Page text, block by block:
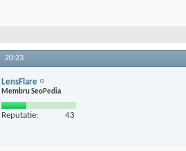
20:23
LensFlare
Membru SeoPedia
Reputatie: 43